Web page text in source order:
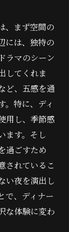
、まず空間の
には、独特の
ラマのシーン
してくれま
ど、五感を通
。特に、ディ
用し、季節感
ます。そし
過ごすため
されているこ
い夜を演出し
で、ディナー
な体験に変わ